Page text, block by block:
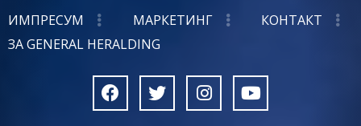
ИМПРЕСУМ МАРКЕТИНГ
КОНТАКТ
ЗА GENERAL HERALDING